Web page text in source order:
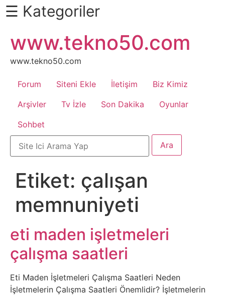
Daha
Fazlası
İçin
Kaydır
Android
Apk
Arabalar
Bankacılık
İşlemleri
Belgesel
Bilgi
Bilgisayar
☰ Kategoriler
atla
www.tekno50.com
www.tekno50.com
Forum Siteni Ekle İletişim
Biz Kimiz
Arşivler
Tv İzle Son Dakika
Oyunlar
Sohbet
Etiket: çalışan
memnuniyeti
eti maden işletmeleri
çalışma saatleri
Eti Maden İşletmeleri Çalışma Saatleri Neden
İşletmelerin Çalışma Saatleri Önemlidir? İşletmelerin